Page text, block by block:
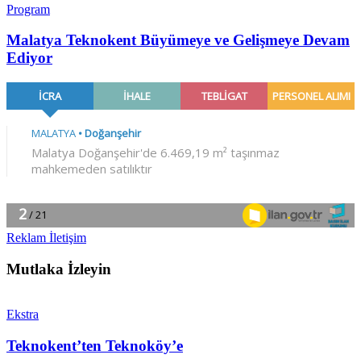
Program
Malatya Teknokent Büyümeye ve Gelişmeye Devam
Ediyor
Reklam İletişim
Mutlaka İzleyin
Ekstra
Teknokent’ten Teknoköy’e